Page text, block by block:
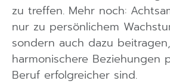
zu treffen. Mehr noch:
nur zu persönlichem
sondern auch dazu
harmonischere Beziehungen
Beruf erfolgreicher sind.